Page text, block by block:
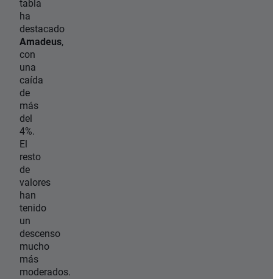
tabla
ha
destacado
Amadeus,
con
una
caída
de
más
del
4%.
El
resto
de
valores
han
tenido
un
descenso
mucho
más
moderados.